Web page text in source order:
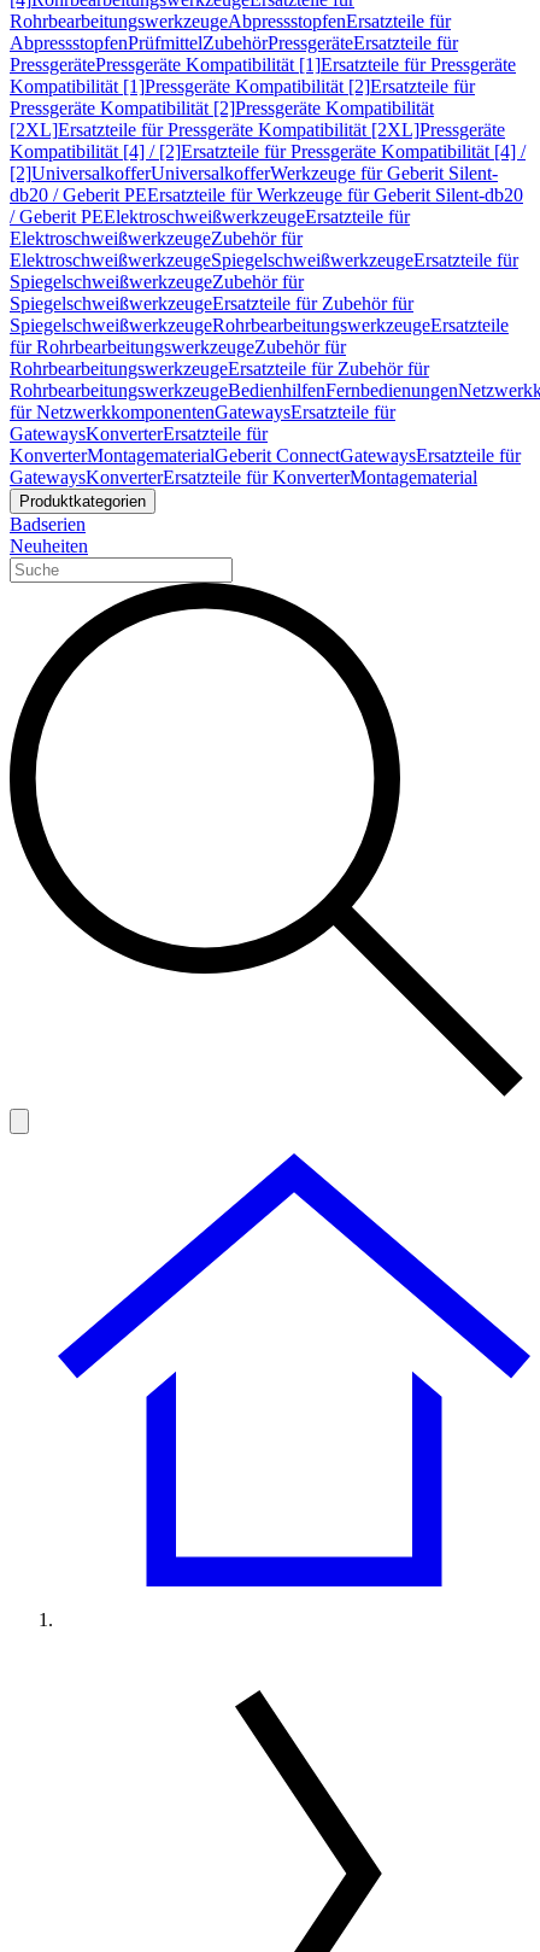
RohrbearbeitungswerkzeugeAbpressstopfenErsatzteile für
AbpressstopfenPrüfmittelZubehörPressgeräteErsatzteile für
PressgerätePressgeräte Kompatibilität [1]Ersatzteile für Pressgeräte
Kompatibilität [1]Pressgeräte Kompatibilität [2]Ersatzteile für
Pressgeräte Kompatibilität [2]Pressgeräte Kompatibilität
[2XL]Ersatzteile für Pressgeräte Kompatibilität [2XL]Pressgeräte
Kompatibilität [4] / [2]Ersatzteile für Pressgeräte Kompatibilität [4] /
[2]UniversalkofferUniversalkofferWerkzeuge für Geberit Silent-
db20 / Geberit PEErsatzteile für Werkzeuge für Geberit Silent-db20
/ Geberit PEElektroschweißwerkzeugeErsatzteile für
ElektroschweißwerkzeugeZubehör für
ElektroschweißwerkzeugeSpiegelschweißwerkzeugeErsatzteile für
SpiegelschweißwerkzeugeZubehör für
SpiegelschweißwerkzeugeErsatzteile für Zubehör für
SpiegelschweißwerkzeugeRohrbearbeitungswerkzeugeErsatzteile
für RohrbearbeitungswerkzeugeZubehör für
RohrbearbeitungswerkzeugeErsatzteile für Zubehör für
RohrbearbeitungswerkzeugeBedienhilfenFernbedienungen
für NetzwerkkomponentenGatewaysErsatzteile für
GatewaysKonverterErsatzteile für
KonverterMontagematerialGeberit ConnectGatewaysErsatzteile für
GatewaysKonverterErsatzteile für KonverterMontagematerial
Produktkategorien
Badserien
Neuheiten